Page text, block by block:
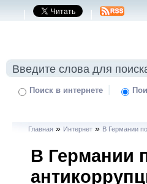
| |
Поиск в интернете |
Главная » Интернет » В Германии
В Германии